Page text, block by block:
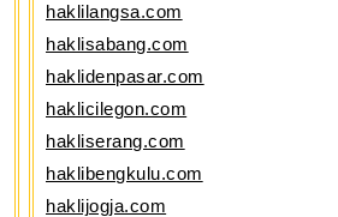
haklilangsa.com
haklisabang.com
haklidenpasar.com
haklicilegon.com
hakliserang.com
haklibengkulu.com
haklijogja.com